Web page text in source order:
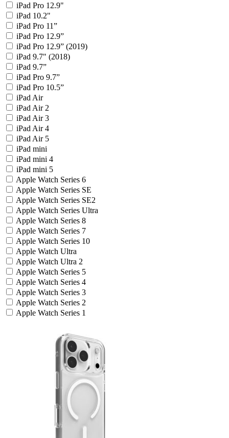
iPad Pro 12.9"
iPad 10.2"
iPad Pro 11”
iPad Pro 12.9”
iPad Pro 12.9” (2019)
iPad 9.7" (2018)
iPad 9.7”
iPad Pro 9.7”
iPad Pro 10.5”
iPad Air
iPad Air 2
iPad Air 3
iPad Air 4
iPad Air 5
iPad mini
iPad mini 4
iPad mini 5
Apple Watch Series 6
Apple Watch Series SE
Apple Watch Series SE2
Apple Watch Series Ultra
Apple Watch Series 8
Apple Watch Series 7
Apple Watch Series 10
Apple Watch Ultra
Apple Watch Ultra 2
Apple Watch Series 5
Apple Watch Series 4
Apple Watch Series 3
Apple Watch Series 2
Apple Watch Series 1